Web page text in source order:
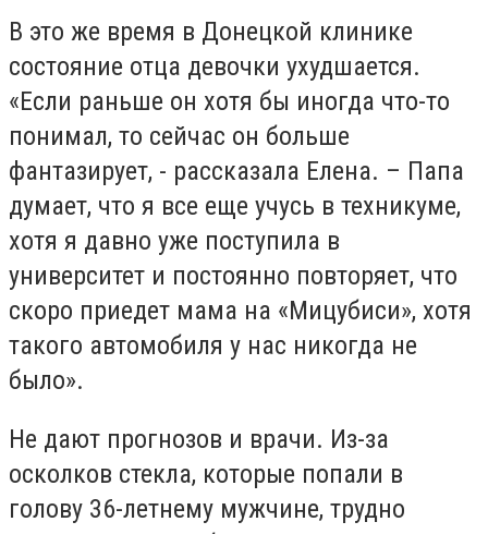
В это же время в Донецкой клинике
состояние отца девочки ухудшается.
«Если раньше он хотя бы иногда что-то
понимал, то сейчас он больше
фантазирует, - рассказала Елена. – Папа
думает, что я все еще учусь в техникуме,
хотя я давно уже поступила в
университет и постоянно повторяет, что
скоро приедет мама на «Мицубиси», хотя
такого автомобиля у нас никогда не
было».
Не дают прогнозов и врачи. Из-за
осколков стекла, которые попали в
голову 36-летнему мужчине, трудно